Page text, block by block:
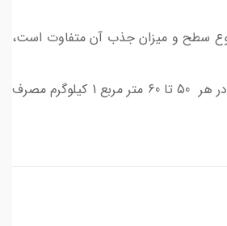
سطح و میزان جذب آن متفاوت است،
•مصرف متوسط: معمولاً در هر 50 تا 60 متر مربع 1 کیلوگرم مصرف